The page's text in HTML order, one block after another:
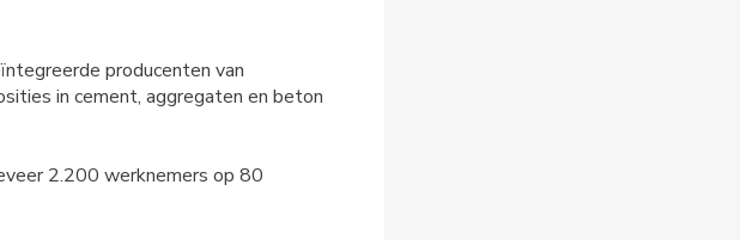
producenten van
in cement, aggregaten en beton
2.200 werknemers op 80